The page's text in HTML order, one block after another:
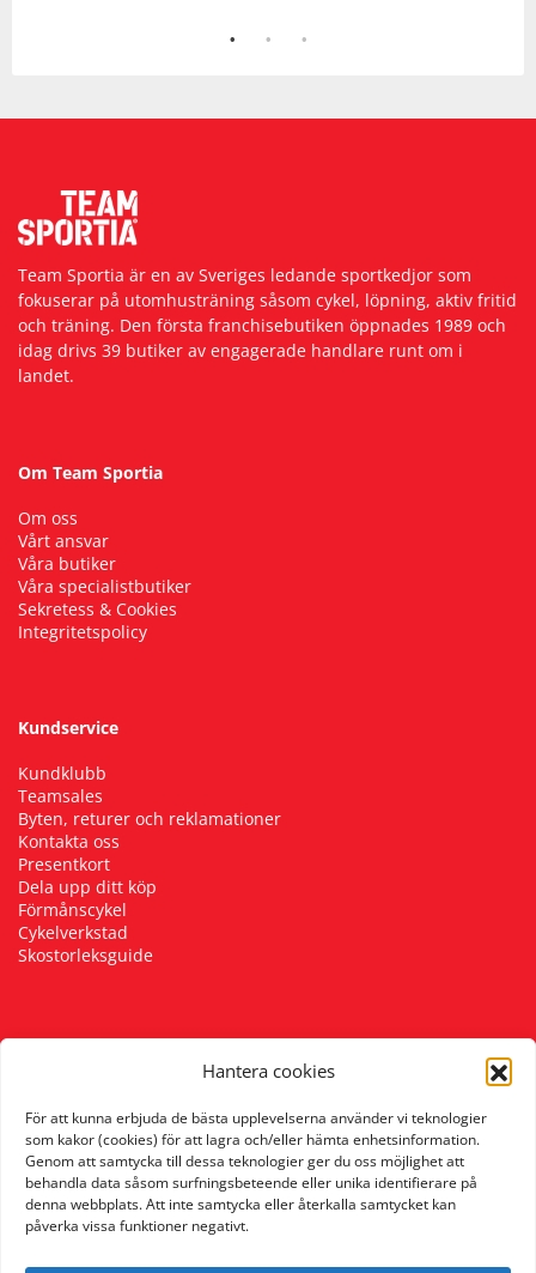
Hantera cookies
För att kunna erbjuda de bästa upplevelserna använder vi teknologier
som kakor (cookies) för att lagra och/eller hämta enhetsinformation.
Genom att samtycka till dessa teknologier ger du oss möjlighet att
behandla data såsom surfningsbeteende eller unika identifierare på
denna webbplats. Att inte samtycka eller återkalla samtycket kan
påverka vissa funktioner negativt.
Team Sportia är en av Sveriges ledande sportkedjor som
fokuserar på utomhusträning såsom cykel, löpning, aktiv fritid
och träning. Den första franchisebutiken öppnades 1989 och
idag drivs 39 butiker av engagerade handlare runt om i
landet.
Om Team Sportia
Om oss
Vårt ansvar
Våra butiker
Våra specialistbutiker
Sekretess & Cookies
Integritetspolicy
Kundservice
Kundklubb
Teamsales
Byten, returer och reklamationer
Kontakta oss
Presentkort
Dela upp ditt köp
Förmånscykel
Cykelverkstad
Skostorleksguide